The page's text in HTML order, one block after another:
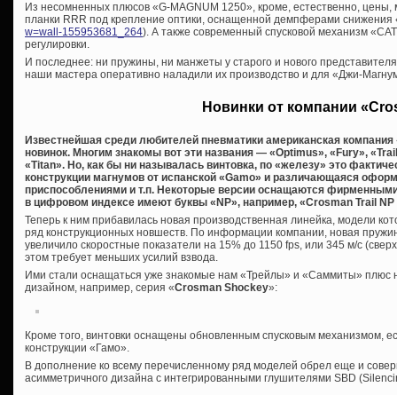
Из несомненных плюсов «G-MAGNUM 1250», кроме, естественно,
планки RRR под крепление оптики, оснащенной демпферами снижения
w=wall-155953681_264). А также современный спусковой механизм
регулировки.
И последнее: ни пружины, ни манжеты у старого и нового
наши мастера оперативно наладили их производство и для «Джи-
Новинки от компании
Известнейшая среди любителей пневматики американская
новинок. Многим знакомы вот эти названия — «Optimus», «Fury»,
«Titan». Но, как бы ни называлась винтовка, по «железу» это
конструкции магнумов от испанской «Gamo» и различающаяся
приспособлениями и т.п. Некоторые версии оснащаются
в цифровом индексе имеют буквы «NP», например, «Crosman Trail NP
Теперь к ним прибавилась новая производственная линейка, модели
ряд конструкционных новшеств. По информации компании, новая
увеличило скоростные показатели на 15% до 1150 fps, или 345 м/с
этом требует меньших усилий взвода.
Ими стали оснащаться уже знакомые нам «Трейлы» и «Саммиты» плюс
дизайном, например, серия «Crosman Shockey»:
Кроме того, винтовки оснащены обновленным спусковым механизмом,
конструкции «Гамо».
В дополнение ко всему перечисленному ряд моделей обрел еще и
асимметричного дизайна с интегрированными глушителями SBD